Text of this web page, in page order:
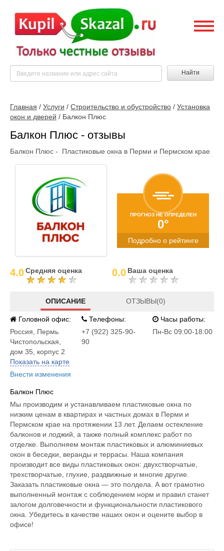
Найти
Главная / Услуги / Строительство и обустройство / Установка
окон и дверей / Балкон Плюс
Балкон Плюс - отзывы
Балкон Плюс - Пластиковые окна в Перми и Пермском крае
ПРОГНОЗ НЕ ОПРЕДЕЛЕН
0°
Подробно о рейтинге
4.0Средняя оценка 0.0 Ваша оценка
ОПИСАНИЕ ОТЗЫВЫ(0)
Головной офис:
Россия
Пермь
Чистопольская,
дом 35, корпус 2
Показать на карте
Внести изменения
Телефоны:
+7 (922) 325-90-
90
Часы работы:
Пн-Вс 09:00-18:00
Балкон Плюс
Мы производим и устанавливаем пластиковые окна по
низким ценам в квартирах и частных домах в Перми и
Пермском крае на протяжении 13 лет. Делаем остекление
балконов и лоджий, а также полный комплекс работ по
отделке. Выполняем монтаж пластиковых и алюминиевых
окон в беседки, веранды и террасы. Наша компания
производит все виды пластиковых окон: двухстворчатые,
трехстворчатые, глухие, раздвижные и многие другие.
Заказать пластиковые окна — это полдела. А вот грамотно
выполненный монтаж с соблюдением норм и правил станет
залогом долговечности и функциональности пластикового
окна. Убедитесь в качестве наших окон и оцените выбор в
офисе!